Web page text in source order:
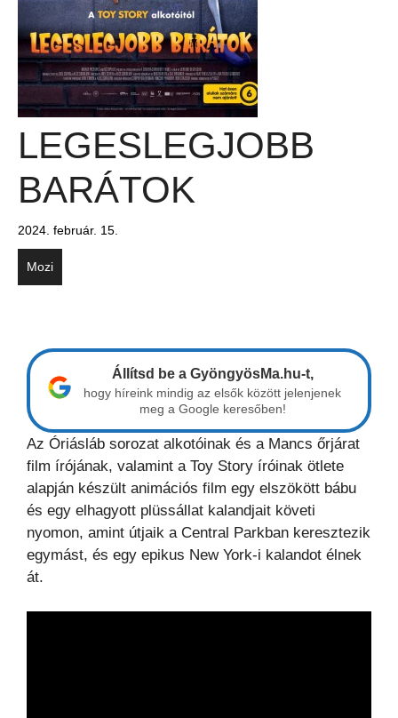
LEGESLEGJOBB
BARÁTOK
2024. február. 15.
Mozi
Állítsd be a GyöngyösMa.hu-t,
hogy híreink mindig az elsők között jelenjenek
meg a Google keresőben!
Az Óriásláb sorozat alkotóinak és a Mancs őrjárat
film írójának, valamint a Toy Story íróinak ötlete
alapján készült animációs film egy elszökött bábu
és egy elhagyott plüssállat kalandjait követi
nyomon, amint útjaik a Central Parkban keresztezik
egymást, és egy epikus New York-i kalandot élnek
át.